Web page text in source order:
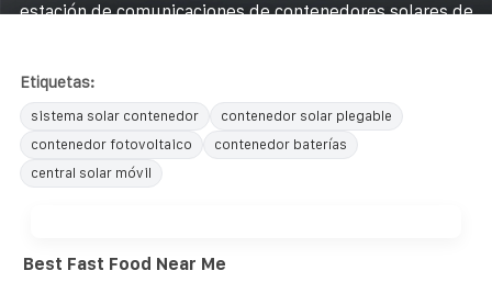
estación de comunicaciones de contenedores solares de
Etiquetas:
sistema solar contenedor
contenedor solar plegable
contenedor fotovoltaico
contenedor baterías
central solar móvil
Best Fast Food Near Me